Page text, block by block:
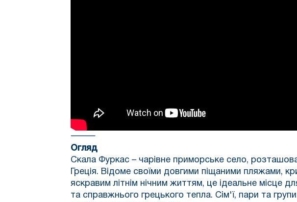
⸻
Огляд
Скала Фуркас – чарівне приморське село,
Греція. Відоме своїми довгими піщаними
яскравим літнім нічним життям, це ідеальне місце
та справжнього грецького тепла. Сім'ї, пари та